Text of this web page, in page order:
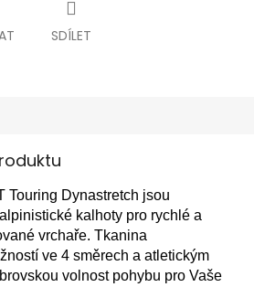
SDÍLET
Touring Dynastretch jsou
kalhoty pro rychlé a
vrchaře. Tkanina
ve 4 směrech a atletickým
volnost pohybu pro Vaše